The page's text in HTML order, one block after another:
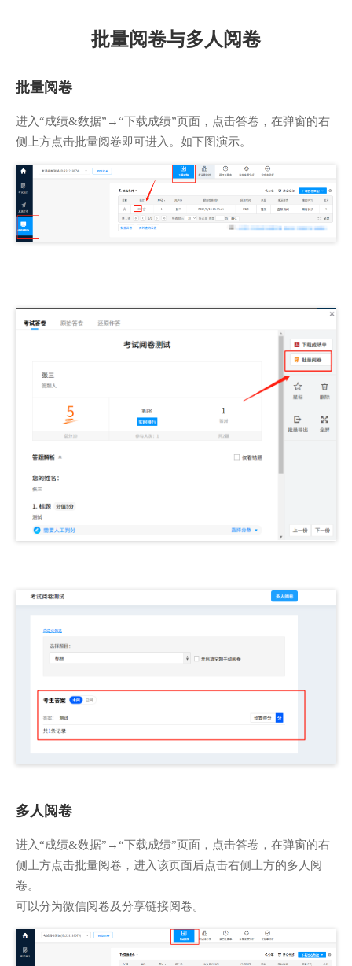
批量阅卷与多人阅卷
批量阅卷
进入“成绩&数据”→“下载成绩”页面，点击答卷，在弹窗的右
侧上方点击批量阅卷即可进入。如下图演示。
多人阅卷
进入“成绩&数据”→“下载成绩”页面，点击答卷，在弹窗的右
侧上方点击批量阅卷，进入该页面后点击右侧上方的多人阅
卷。
可以分为微信阅卷及分享链接阅卷。